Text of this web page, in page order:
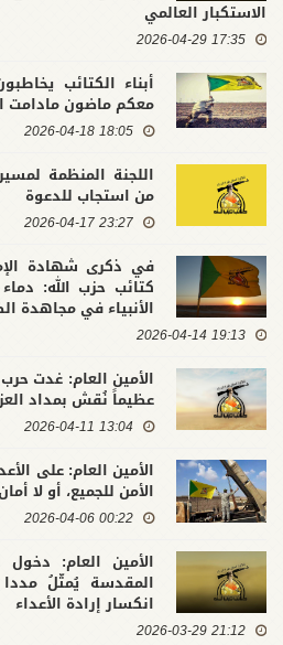
الاستكبار العالمي
17:35 2026-04-29
أبناء الكتائب
معكم ماضون مادامت
18:05 2026-04-18
اللجنة المنظمة
من استجاب للدعوة
23:27 2026-04-17
في ذكرى شهادة
كتائب حزب الله:
الأنبياء في مجاهدة
19:13 2026-04-14
الأمين العام: غدت حرب
عظيماً نُقش بمداد
13:04 2026-04-11
الأمين العام: على
الأمن للجميع، أو لا
00:22 2026-04-06
الأمين العام: دخول
المقدسة يُمثّلُ
انكسار إرادة الأعداء
21:12 2026-03-29